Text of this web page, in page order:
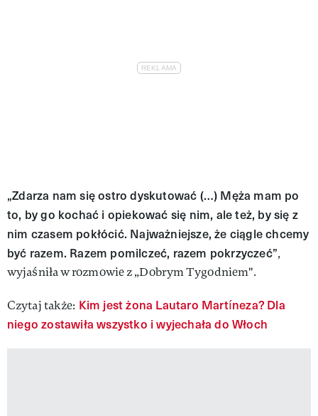
„Zdarza nam się ostro dyskutować (…) Męża mam po
to, by go kochać i opiekować się nim, ale też, by się z
nim czasem pokłócić. Najważniejsze, że ciągle chcemy
być razem. Razem pomilczeć, razem pokrzyczeć”,
wyjaśniła w rozmowie z „Dobrym Tygodniem".
Czytaj także: Kim jest żona Lautaro Martíneza? Dla
niego zostawiła wszystko i wyjechała do Włoch